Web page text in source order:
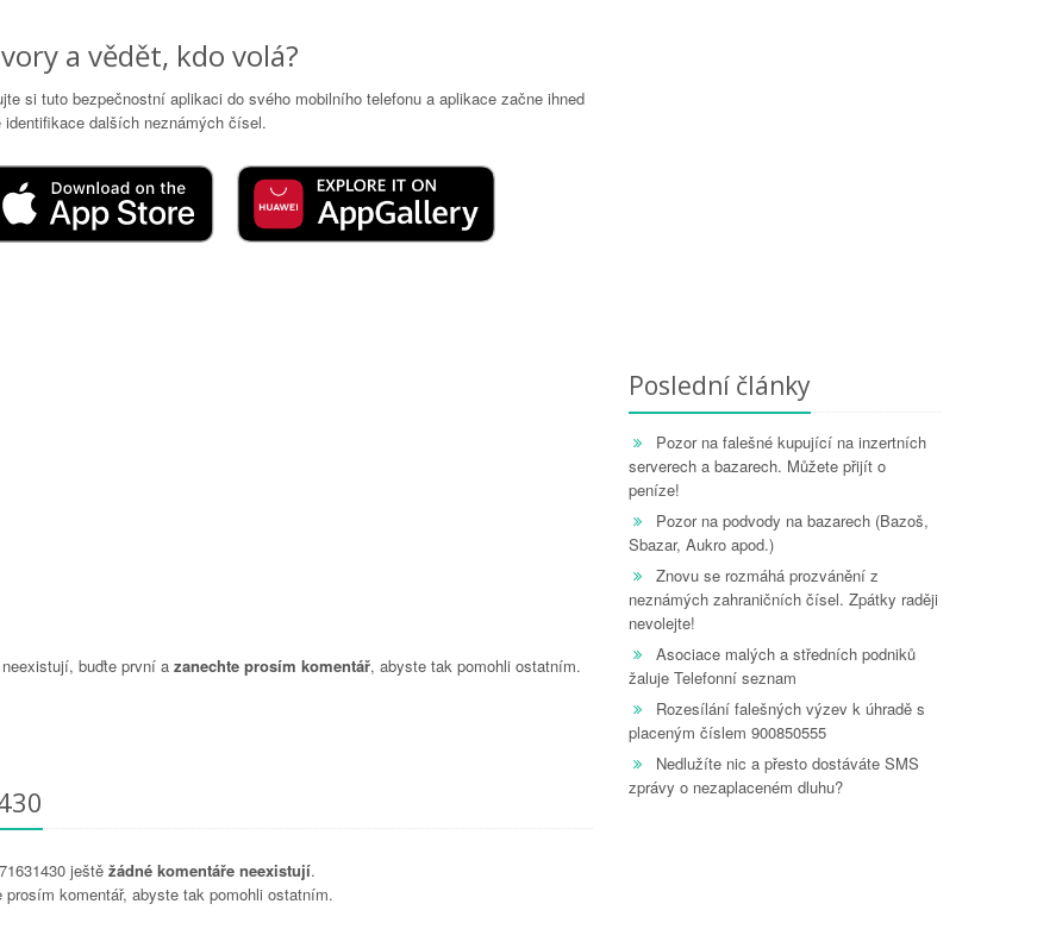
a vědět, kdo volá?
si tuto bezpečnostní aplikaci do svého mobilního telefonu a aplikace začne ihned
dalších neznámých čísel.
buďte první a zanechte prosím komentář, abyste tak pomohli ostatním.
ještěžádné komentáře neexistují.
prosím komentář, abyste tak pomohli ostatním.
Poslední články
Pozor na falešné kupující na inzertních
serverech a bazarech. Můžete přijít o
peníze!
Pozor na podvody na bazarech (Bazoš,
Sbazar, Aukro apod.)
Znovu se rozmáhá prozvánění z
neznámých zahraničních čísel. Zpátky raději
nevolejte!
Asociace malých a středních podniků
žaluje Telefonní seznam
Rozesílání falešných výzev k úhradě s
placeným číslem 900850555
Nedlužíte nic a přesto dostáváte SMS
zprávy o nezaplaceném dluhu?